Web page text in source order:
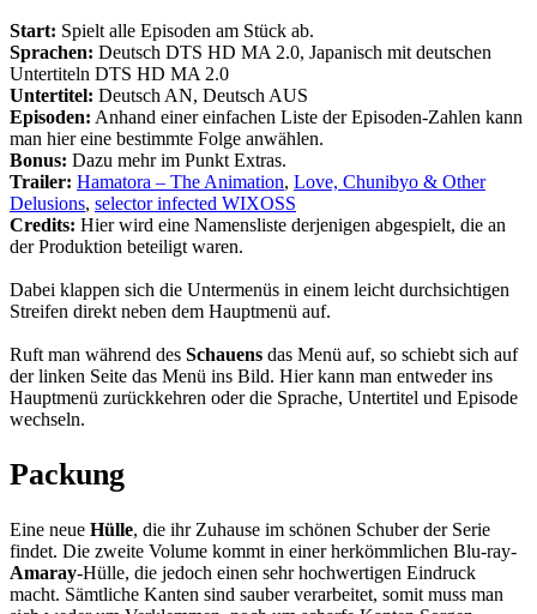
Start: Spielt alle Episoden am Stück ab.
Sprachen: Deutsch DTS HD MA 2.0, Japanisch mit deutschen
Untertiteln DTS HD MA 2.0
Untertitel: Deutsch AN, Deutsch AUS
Episoden: Anhand einer einfachen Liste der Episoden-Zahlen kann
man hier eine bestimmte Folge anwählen.
Bonus: Dazu mehr im Punkt Extras.
Trailer: Hamatora – The Animation, Love, Chunibyo & Other
Delusions, selector infected WIXOSS
Credits: Hier wird eine Namensliste derjenigen abgespielt, die an
der Produktion beteiligt waren.
Dabei klappen sich die Untermenüs in einem leicht durchsichtigen
Streifen direkt neben dem Hauptmenü auf.
Ruft man während des Schauens das Menü auf, so schiebt sich auf
der linken Seite das Menü ins Bild. Hier kann man entweder ins
Hauptmenü zurückkehren oder die Sprache, Untertitel und Episode
wechseln.
Packung
Eine neue Hülle, die ihr Zuhause im schönen Schuber der Serie
findet. Die zweite Volume kommt in einer herkömmlichen Blu-ray-
Amaray-Hülle, die jedoch einen sehr hochwertigen Eindruck
macht. Sämtliche Kanten sind sauber verarbeitet, somit muss man